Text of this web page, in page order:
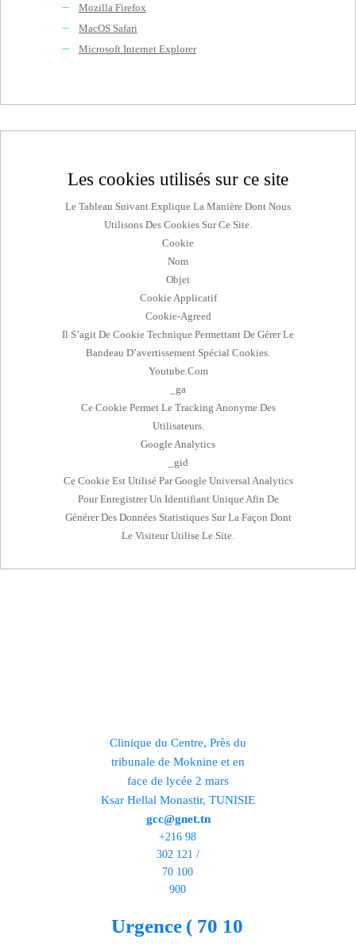
Mozilla Firefox
MacOS Safari
Microsoft Internet Explorer
Les cookies utilisés sur ce site
Le Tableau Suivant Explique La Manière Dont Nous
Utilisons Des Cookies Sur Ce Site.
Cookie
Nom
Objet
Cookie Applicatif
Cookie-Agreed
Il S’agit De Cookie Technique Permettant De Gérer Le
Bandeau D’avertissement Spécial Cookies.
Youtube.com
_ga
Ce Cookie Permet Le Tracking Anonyme Des
Utilisateurs.
Google Analytics
_gid
Ce Cookie Est Utilisé Par Google Universal Analytics
Pour Enregistrer Un Identifiant Unique Afin De
Générer Des Données Statistiques Sur La Façon Dont
Le Visiteur Utilise Le Site.
Clinique du Centre, Près du
tribunale de Moknine et en
face de lycée 2 mars
Ksar Hellal Monastir, TUNISIE
gcc@gnet.tn
+216 98
302 121 /
70 100
900
Urgence ( 70 10